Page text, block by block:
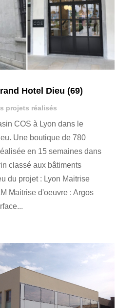
Hotel Dieu (69)
projets réalisés
COS à Lyon dans le
Une boutique de 780
en 15 semaines dans
classé aux bâtiments
du projet : Lyon Maitrise
Maitrise d'oeuvre : Argos